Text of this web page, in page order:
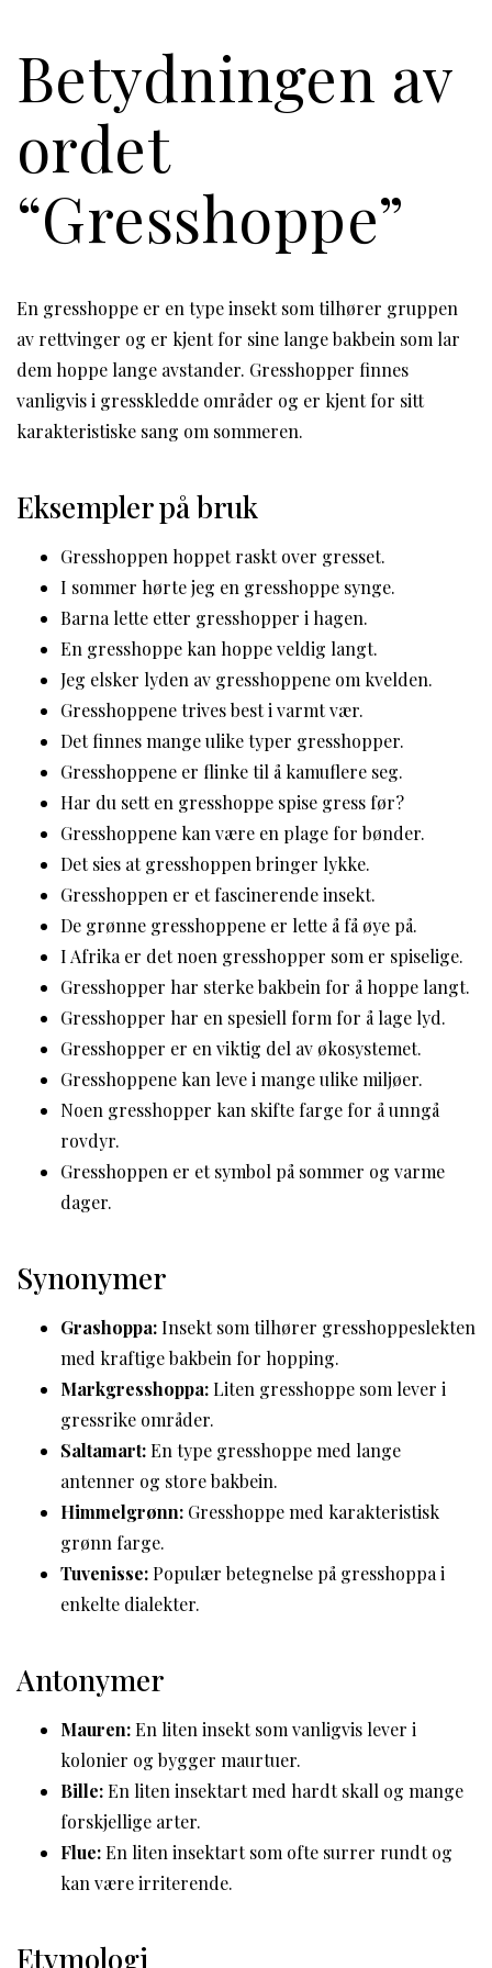
Betydningen av
ordet
“Gresshoppe”
En gresshoppe er en type insekt som tilhører gruppen
av rettvinger og er kjent for sine lange bakbein som lar
dem hoppe lange avstander. Gresshopper finnes
vanligvis i gresskledde områder og er kjent for sitt
karakteristiske sang om sommeren.
Eksempler på bruk
Gresshoppen hoppet raskt over gresset.
I sommer hørte jeg en gresshoppe synge.
Barna lette etter gresshopper i hagen.
En gresshoppe kan hoppe veldig langt.
Jeg elsker lyden av gresshoppene om kvelden.
Gresshoppene trives best i varmt vær.
Det finnes mange ulike typer gresshopper.
Gresshoppene er flinke til å kamuflere seg.
Har du sett en gresshoppe spise gress før?
Gresshoppene kan være en plage for bønder.
Det sies at gresshoppen bringer lykke.
Gresshoppen er et fascinerende insekt.
De grønne gresshoppene er lette å få øye på.
I Afrika er det noen gresshopper som er spiselige.
Gresshopper har sterke bakbein for å hoppe langt.
Gresshopper har en spesiell form for å lage lyd.
Gresshopper er en viktig del av økosystemet.
Gresshoppene kan leve i mange ulike miljøer.
Noen gresshopper kan skifte farge for å unngå
rovdyr.
Gresshoppen er et symbol på sommer og varme
dager.
Synonymer
Grashoppa:Insekt som tilhører gresshoppeslekten
med kraftige bakbein for hopping.
Markgresshoppa:Liten gresshoppe som lever i
gressrike områder.
Saltamart:En type gresshoppe med lange
antenner og store bakbein.
Himmelgrønn: Gresshoppe med karakteristisk
grønn farge.
Tuvenisse: Populær betegnelse på gresshoppa i
enkelte dialekter.
Antonymer
Mauren:En liten insekt som vanligvis lever i
kolonier og bygger maurtuer.
Bille:En liten insektart med hardt skall og mange
forskjellige arter.
Flue:En liten insektart som ofte surrer rundt og
kan være irriterende.
Etymologi